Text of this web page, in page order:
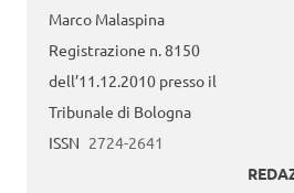
Marco Malaspina
Registrazione n. 8150
dell’11.12.2010 presso il
Tribunale di Bologna
ISSN 2724-2641